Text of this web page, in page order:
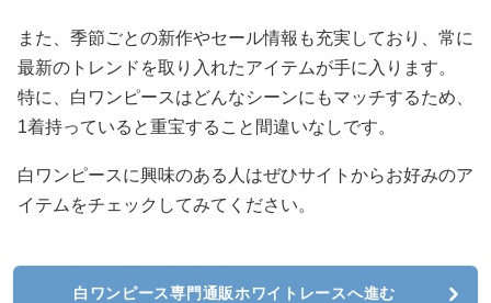
また、季節ごとの新作やセール情報も充実しており、常に
最新のトレンドを取り入れたアイテムが手に入ります。
特に、白ワンピースはどんなシーンにもマッチするため、
1着持っていると重宝すること間違いなしです。
白ワンピースに興味のある人はぜひサイトからお好みのア
イテムをチェックしてみてください。
白ワンピース専門通販ホワイトレースへ進む